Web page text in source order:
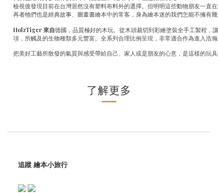
檢視後發現目前在台灣居然沒有塑料布料外的選擇。但明明這些動物朋友一直
再者牠們也是經典故事、圖畫書繪本中的常客，身為繪本迷的我們怎能不擁有
HolzTiger來自德國，品質極好的木玩。從木頭裁切到彩繪塗裝全手工製程，
項，所觸及的生物種類多元豐富。全系列合理比例呈現，非常適合作為進入浩
把美好工藝所散發的氣質與感受帶給自己、家人或是朋友的心意，是這樣的玩
了解更多
追蹤 繪本小旅行